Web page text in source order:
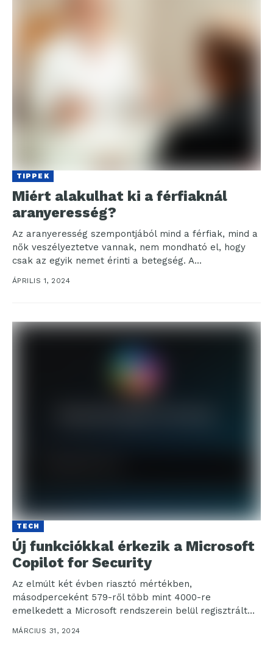
TIPPEK
Miért alakulhat ki a férfiaknál
aranyeresség?
Az aranyeresség szempontjából mind a férfiak, mind a
nők veszélyeztetve vannak, nem mondható el, hogy
csak az egyik nemet érinti a betegség. A...
ÁPRILIS 1, 2024
TECH
Új funkciókkal érkezik a Microsoft
Copilot for Security
Az elmúlt két évben riasztó mértékben,
másodperceként 579-ről több mint 4000-re
emelkedett a Microsoft rendszerein belül regisztrált
jelszótámadások száma. Mindeközben a
kiberbűnözés okozta kár globálisan a...
MÁRCIUS 31, 2024